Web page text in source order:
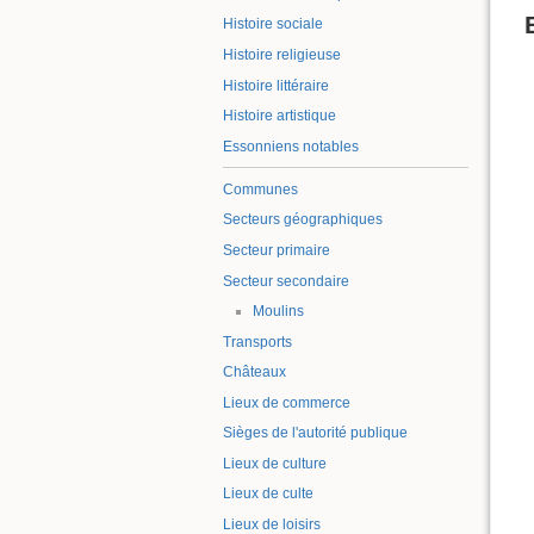
Histoire sociale
Histoire religieuse
Histoire littéraire
Histoire artistique
Essonniens notables
Communes
Secteurs géographiques
Secteur primaire
Secteur secondaire
Moulins
Transports
Châteaux
Lieux de commerce
Sièges de l'autorité publique
Lieux de culture
Lieux de culte
Lieux de loisirs